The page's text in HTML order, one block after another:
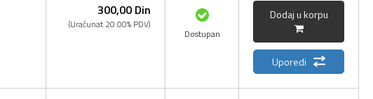
300,00 Din
(Uračunat 20.00% PDV)
Dostupan
Dodaj u korpu
Uporedi